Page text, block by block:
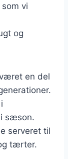
vi
og
en del
i sæson.
serveret til
tærter.